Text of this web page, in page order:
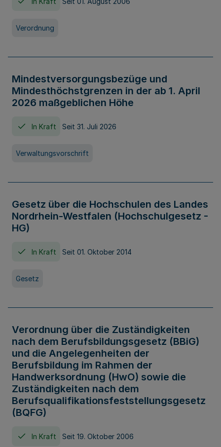
Verordnung
Mindestversorgungsbezüge und
Mindesthöchstgrenzen in der ab 1. April
2026 maßgeblichen Höhe
In Kraft Seit 31. Juli 2026
Verwaltungsvorschrift
Gesetz über die Hochschulen des Landes
Nordrhein-Westfalen (Hochschulgesetz -
HG)
In Kraft Seit 01. Oktober 2014
Gesetz
Verordnung über die Zuständigkeiten
nach dem Berufsbildungsgesetz (BBiG)
und die Angelegenheiten der
Berufsbildung im Rahmen der
Handwerksordnung (HwO) sowie die
Zuständigkeiten nach dem
Berufsqualifikationsfeststellungsgesetz
(BQFG)
In Kraft Seit 19. Oktober 2006